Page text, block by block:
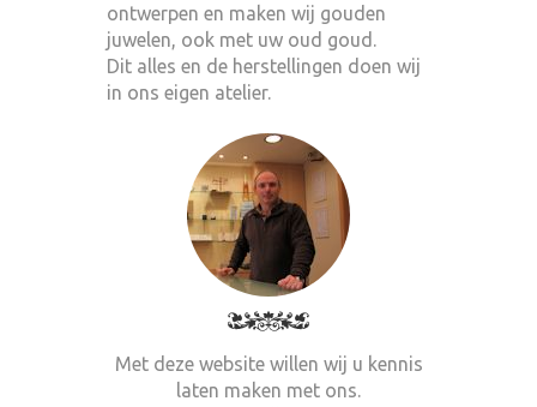
ontwerpen en maken wij gouden
juwelen, ook met uw oud goud.
Dit alles en de herstellingen doen wij
in ons eigen atelier.
Met deze website willen wij u kennis
laten maken met ons.